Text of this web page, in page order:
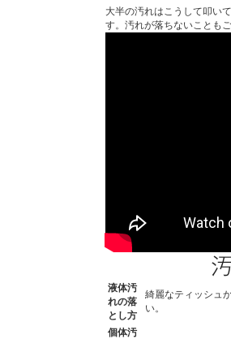
大半の汚れはこうして叩い
す。汚れが落ちないこともご
液体汚
れの落
とし方
綺麗なティッシュ
い。
個体汚